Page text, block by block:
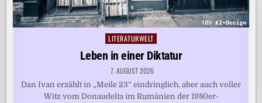
Posted
in
LITERATURWELT
Leben in einer Diktatur
7. AUGUST 2026
Dan Ivan erzählt in „Meile 23“ eindringlich, aber auch voller
Witz vom Donaudelta im Rumänien der 1980er-